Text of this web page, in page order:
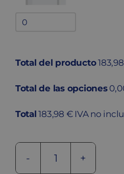
Bandejas
Total del producto
Total de las opciones
Total 183,98 € IVA no
Taquilla